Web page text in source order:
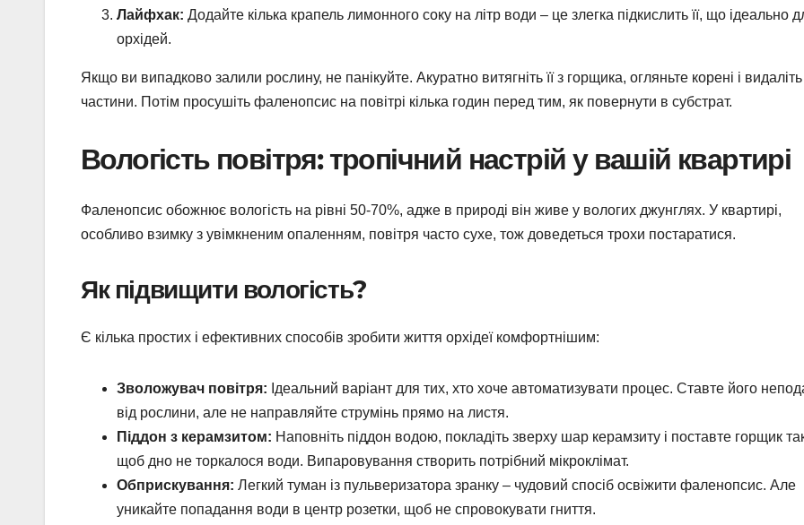
Лайфхак: Додайте кілька крапель лимонного соку на літр води – це злегка підкислить її, що ідеально
орхідей.
Якщо ви випадково залили рослину, не панікуйте. Акуратно витягніть її з горщика, огляньте корені і видаліть
частини. Потім просушіть фаленопсис на повітрі кілька годин перед тим, як повернути в субстрат.
Вологість повітря: тропічний настрій у вашій квартирі
Фаленопсис обожнює вологість на рівні 50-70%, адже в природі він живе у вологих джунглях. У квартирі,
особливо взимку з увімкненим опаленням, повітря часто сухе, тож доведеться трохи постаратися.
Як підвищити вологість?
Є кілька простих і ефективних способів зробити життя орхідеї комфортнішим:
Зволожувач повітря: Ідеальний варіант для тих, хто хоче автоматизувати процес. Ставте його
від рослини, але не направляйте струмінь прямо на листя.
Піддон з керамзитом: Наповніть піддон водою, покладіть зверху шар керамзиту і поставте горщик
щоб дно не торкалося води. Випаровування створить потрібний мікроклімат.
Обприскування: Легкий туман із пульверизатора зранку – чудовий спосіб освіжити фаленопсис. Але
уникайте попадання води в центр розетки, щоб не спровокувати гниття.